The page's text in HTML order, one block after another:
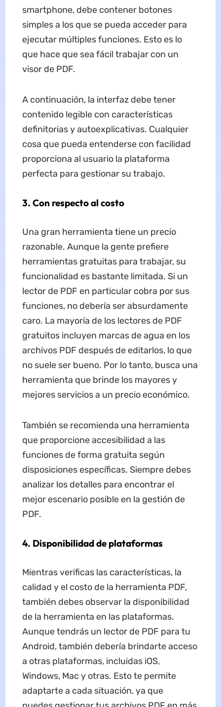
smartphone, debe contener botones
simples a los que se pueda acceder para
ejecutar múltiples funciones. Esto es lo
que hace que sea fácil trabajar con un
visor de PDF.
A continuación, la interfaz debe tener
contenido legible con características
definitorias y autoexplicativas. Cualquier
cosa que pueda entenderse con facilidad
proporciona al usuario la plataforma
perfecta para gestionar su trabajo.
3. Con respecto al costo
Una gran herramienta tiene un precio
razonable. Aunque la gente prefiere
herramientas gratuitas para trabajar, su
funcionalidad es bastante limitada. Si un
lector de PDF en particular cobra por sus
funciones, no debería ser absurdamente
caro. La mayoría de los lectores de PDF
gratuitos incluyen marcas de agua en los
archivos PDF después de editarlos, lo que
no suele ser bueno. Por lo tanto, busca una
herramienta que brinde los mayores y
mejores servicios a un precio económico.
También se recomienda una herramienta
que proporcione accesibilidad a las
funciones de forma gratuita según
disposiciones específicas. Siempre debes
analizar los detalles para encontrar el
mejor escenario posible en la gestión de
PDF.
4. Disponibilidad de plataformas
Mientras verificas las características, la
calidad y el costo de la herramienta PDF,
también debes observar la disponibilidad
de la herramienta en las plataformas.
Aunque tendrás un lector de PDF para tu
Android, también debería brindarte acceso
a otras plataformas, incluidas iOS,
Windows, Mac y otras. Esto te permite
adaptarte a cada situación, ya que